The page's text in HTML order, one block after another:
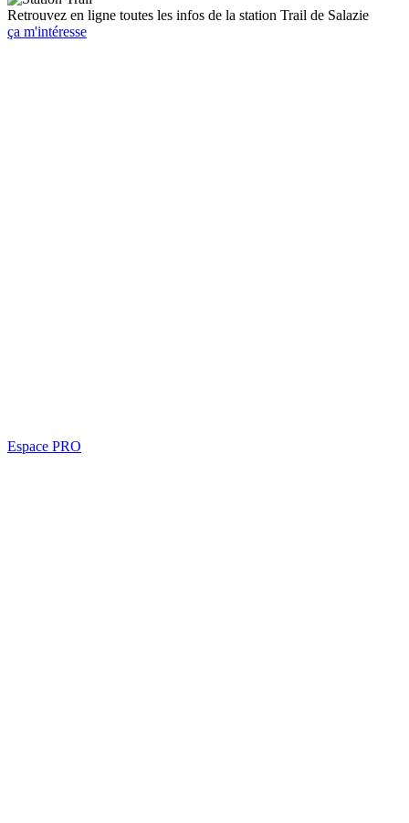
Retrouvez en ligne toutes les infos de la station Trail de Salazie
ça m'intéresse
Espace PRO